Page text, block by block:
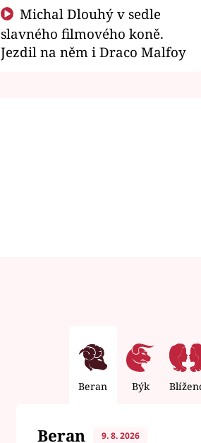
slavného filmového koně.
Jezdil na něm i Draco Malfoy
Beran Býk
Beran 9. 8. 2026